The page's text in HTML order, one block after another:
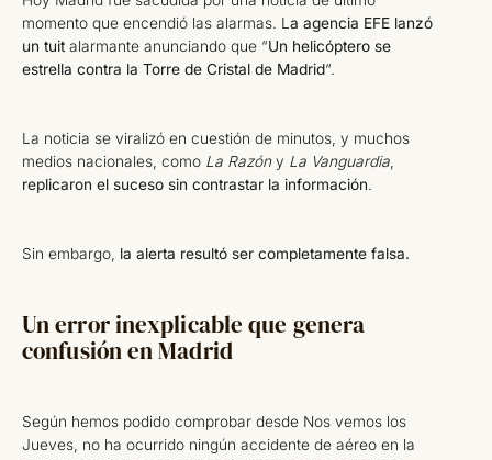
momento que encendió las alarmas. L a agencia EFE lanzó
un tuit alarmante anunciando que “Un helicóptero se
estrella contra la Torre de Cristal de Madrid“.
La noticia se viralizó en cuestión de minutos, y muchos
medios nacionales, como La Razóny La Vanguardia
replicaron el suceso sin contrastar la información.
Sin embargo, la alerta resultó ser completamente falsa.
Un error inexplicable que genera
confusión en Madrid
Según hemos podido comprobar desde Nos vemos los
Jueves, no ha ocurrido ningún accidente de aéreo en la